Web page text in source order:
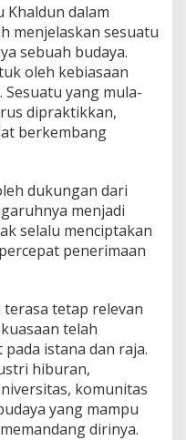
Khaldun dalam
menjelaskan sesuatu
sebuah budaya.
oleh kebiasaan
yang mula-
dipraktikkan,
berkembang
dukungan dari
menjadi
selalu menciptakan
penerimaan
tetap relevan
telah
istana dan raja.
hiburan,
komunitas
yang mampu
dirinya.